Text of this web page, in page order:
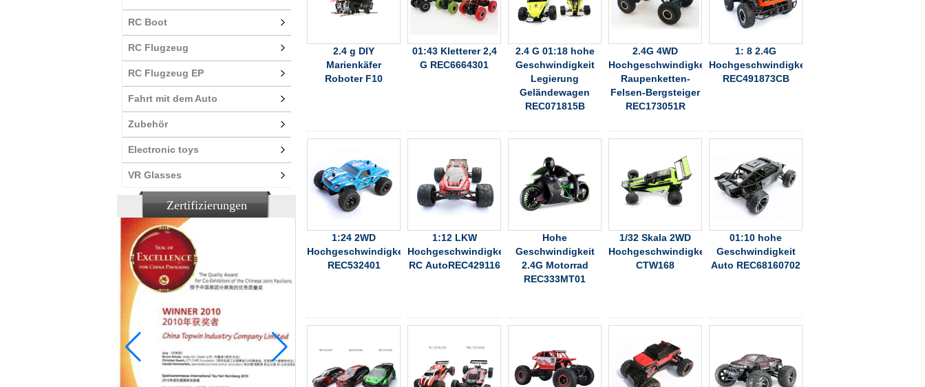
RC Boot
RC Flugzeug
RC Flugzeug EP
Fahrt mit dem Auto
Zubehör
Electronic toys
VR Glasses
Zertifizierungen
2.4 g DIY
Marienkäfer
Roboter F10
01:43 Kletterer 2,4
G REC6664301
2.4 G 01:18 hohe
Geschwindigkeit
Legierung
Geländewagen
REC071815B
2.4G 4WD
Hochgeschwindigkeitslegierungs-
Raupenketten-
Felsen-Bergsteiger
REC173051R
1: 8 2.4G
Hochgeschwindigkeitshummer
REC491873CB
1:24 2WD
Hochgeschwindigkeitsfahrzeug
REC532401
1:12 LKW
Hochgeschwindigkeits-
RC AutoREC429116
Hohe
Geschwindigkeit
2.4G Motorrad
REC333MT01
1/32 Skala 2WD
Hochgeschwindigkeitsfahrzeug
CTW168
01:10 hohe
Geschwindigkeit
Auto REC68160702